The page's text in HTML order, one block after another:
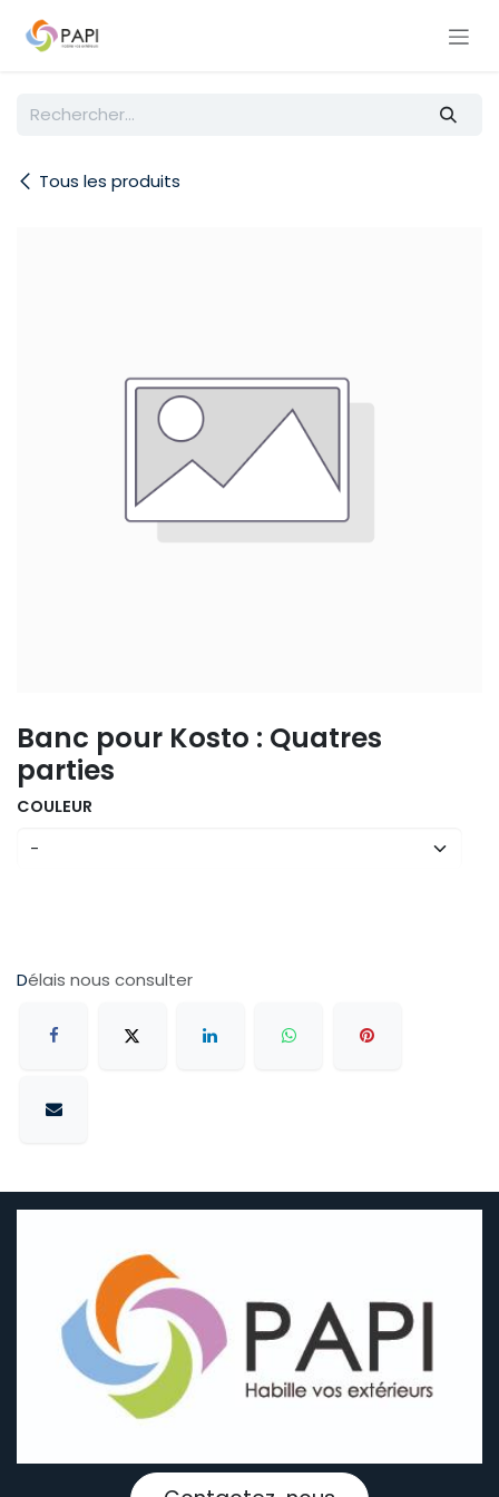
Tous les produits
Banc pour Kosto : Quatres
parties
COULEUR
Délais nous consulter